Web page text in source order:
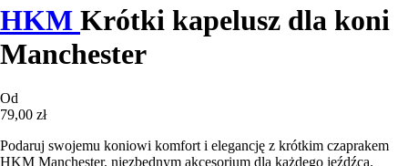
HKM Krótki kapelusz dla koni
Manchester
Od
79,00 zł
Podaruj swojemu koniowi komfort i elegancję z krótkim czaprakem
HKM Manchester, niezbędnym akcesorium dla każdego jeźdźca.